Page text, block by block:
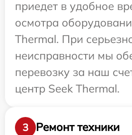
приедет в удобное
осмотра
Thermal. При
неисправности мы
перевозку за наш
центр Seek Thermal.
3
Ремонт техники